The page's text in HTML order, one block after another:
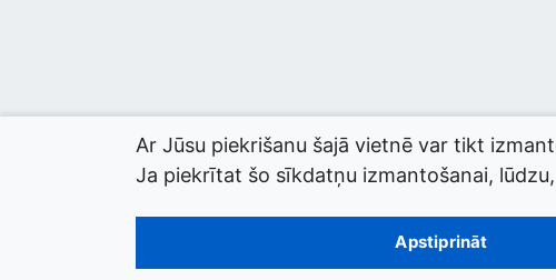
© 2026 termini.gov.lv. Izstrādātājs:
Ar Jūsu piekrišanu šajā vietnē var tikt
Ja piekrītat šo sīkdatņu izmantošanai,
Apstiprināt